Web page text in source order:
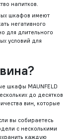
напитков.
шкафов имеют
негативного
для длительного
условий для
шкафы MAUNFELD
до десятков
вин, которые
вы собираетесь
с несколькими
каждую